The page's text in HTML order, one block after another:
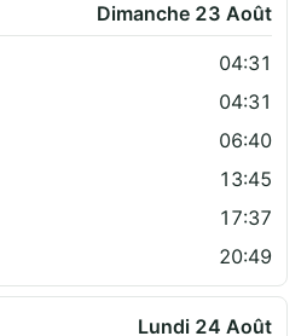
Dimanche 23 Août
04:31
04:31
06:40
13:45
17:37
20:49
Lundi 24 Août